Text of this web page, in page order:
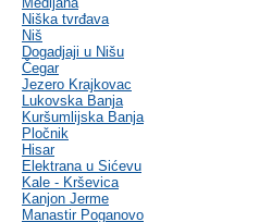
Niška tvrđava
Niš
Dogadjaji u Nišu
Čegar
Jezero Krajkovac
Lukovska Banja
Kuršumlijska Banja
Pločnik
Hisar
Elektrana u Sićevu
Kale - Krševica
Kanjon Jerme
Manastir Poganovo